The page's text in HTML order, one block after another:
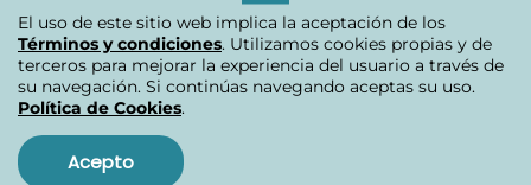
El uso de este sitio web implica la aceptación de los
Términos y condiciones. Utilizamos cookies propias y de
terceros para mejorar la experiencia del usuario a través de
su navegación. Si continúas navegando aceptas su uso.
Política de Cookies.
Acepto